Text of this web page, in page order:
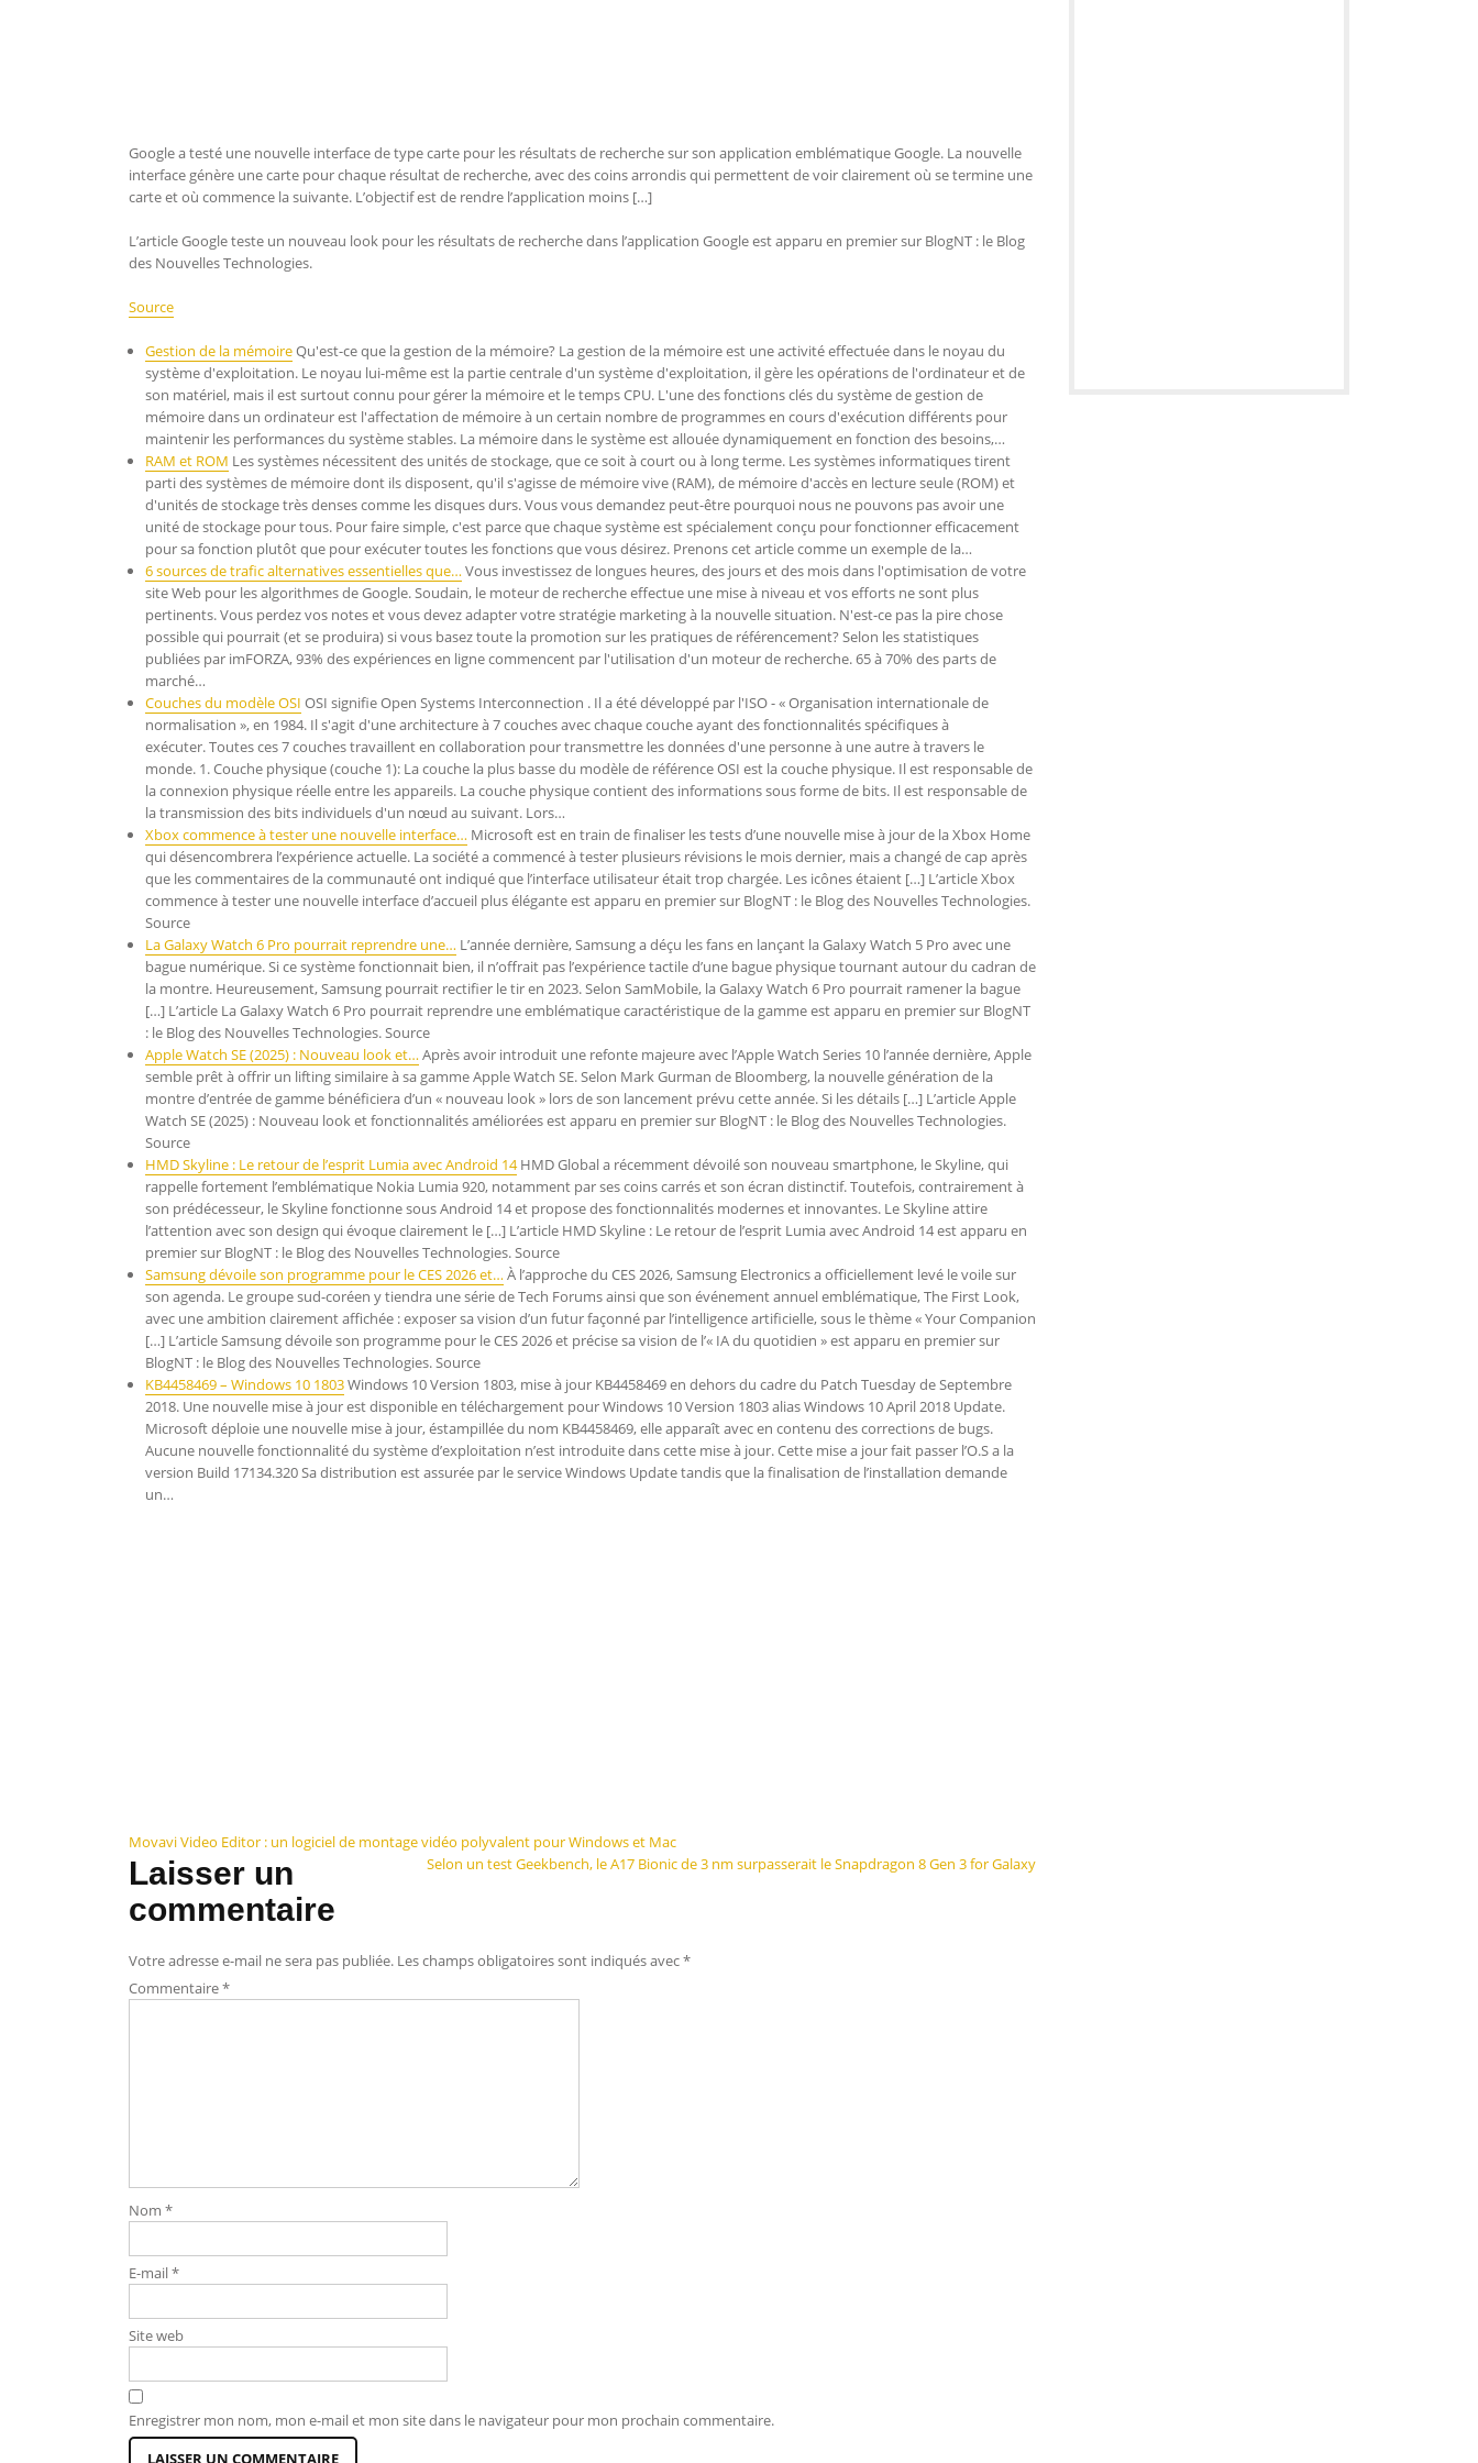
Google a testé une nouvelle interface de type carte pour les résultats de recherche sur son application emblématique Google. La nouvelle
interface génère une carte pour chaque résultat de recherche, avec des coins arrondis qui permettent de voir clairement où se termine une
carte et où commence la suivante. L’objectif est de rendre l’application moins […]
L’article Google teste un nouveau look pour les résultats de recherche dans l’application Google est apparu en premier sur BlogNT : le Blog
des Nouvelles Technologies.
Source
Gestion de la mémoireQu'est-ce que la gestion de la mémoire? La gestion de la mémoire est une activité effectuée dans le noyau du
système d'exploitation. Le noyau lui-même est la partie centrale d'un système d'exploitation, il gère les opérations de l'ordinateur et de
son matériel, mais il est surtout connu pour gérer la mémoire et le temps CPU. L'une des fonctions clés du système de gestion de
mémoire dans un ordinateur est l'affectation de mémoire à un certain nombre de programmes en cours d'exécution différents pour
maintenir les performances du système stables. La mémoire dans le système est allouée dynamiquement en fonction des besoins,…
RAM et ROM Les systèmes nécessitent des unités de stockage, que ce soit à court ou à long terme. Les systèmes informatiques tirent
parti des systèmes de mémoire dont ils disposent, qu'il s'agisse de mémoire vive (RAM), de mémoire d'accès en lecture seule (ROM) et
d'unités de stockage très denses comme les disques durs. Vous vous demandez peut-être pourquoi nous ne pouvons pas avoir une
unité de stockage pour tous. Pour faire simple, c'est parce que chaque système est spécialement conçu pour fonctionner efficacement
pour sa fonction plutôt que pour exécuter toutes les fonctions que vous désirez. Prenons cet article comme un exemple de la…
6 sources de trafic alternatives essentielles que…Vous investissez de longues heures, des jours et des mois dans l'optimisation de votre
site Web pour les algorithmes de Google. Soudain, le moteur de recherche effectue une mise à niveau et vos efforts ne sont plus
pertinents. Vous perdez vos notes et vous devez adapter votre stratégie marketing à la nouvelle situation. N'est-ce pas la pire chose
possible qui pourrait (et se produira) si vous basez toute la promotion sur les pratiques de référencement? Selon les statistiques
publiées par imFORZA, 93% des expériences en ligne commencent par l'utilisation d'un moteur de recherche. 65 à 70% des parts de
marché…
Couches du modèle OSI OSI signifie Open Systems Interconnection . Il a été développé par l'ISO - « Organisation internationale de
normalisation », en 1984. Il s'agit d'une architecture à 7 couches avec chaque couche ayant des fonctionnalités spécifiques à
exécuter. Toutes ces 7 couches travaillent en collaboration pour transmettre les données d'une personne à une autre à travers le
monde. 1. Couche physique (couche 1): La couche la plus basse du modèle de référence OSI est la couche physique. Il est responsable de
la connexion physique réelle entre les appareils. La couche physique contient des informations sous forme de bits. Il est responsable de
la transmission des bits individuels d'un nœud au suivant. Lors…
Xbox commence à tester une nouvelle interface… Microsoft est en train de finaliser les tests d’une nouvelle mise à jour de la Xbox Home
qui désencombrera l’expérience actuelle. La société a commencé à tester plusieurs révisions le mois dernier, mais a changé de cap après
que les commentaires de la communauté ont indiqué que l’interface utilisateur était trop chargée. Les icônes étaient […] L’article Xbox
commence à tester une nouvelle interface d’accueil plus élégante est apparu en premier sur BlogNT : le Blog des Nouvelles Technologies.
Source
La Galaxy Watch 6 Pro pourrait reprendre une… L’année dernière, Samsung a déçu les fans en lançant la Galaxy Watch 5 Pro avec une
bague numérique. Si ce système fonctionnait bien, il n’offrait pas l’expérience tactile d’une bague physique tournant autour du cadran de
la montre. Heureusement, Samsung pourrait rectifier le tir en 2023. Selon SamMobile, la Galaxy Watch 6 Pro pourrait ramener la bague
[…] L’article La Galaxy Watch 6 Pro pourrait reprendre une emblématique caractéristique de la gamme est apparu en premier sur BlogNT
: le Blog des Nouvelles Technologies. Source
Apple Watch SE (2025) : Nouveau look et…Après avoir introduit une refonte majeure avec l’Apple Watch Series 10 l’année dernière, Apple
semble prêt à offrir un lifting similaire à sa gamme Apple Watch SE. Selon Mark Gurman de Bloomberg, la nouvelle génération de la
montre d’entrée de gamme bénéficiera d’un « nouveau look » lors de son lancement prévu cette année. Si les détails […] L’article Apple
Watch SE (2025) : Nouveau look et fonctionnalités améliorées est apparu en premier sur BlogNT : le Blog des Nouvelles Technologies.
Source
HMD Skyline : Le retour de l’esprit Lumia avec Android 14HMD Global a récemment dévoilé son nouveau smartphone, le Skyline, qui
rappelle fortement l’emblématique Nokia Lumia 920, notamment par ses coins carrés et son écran distinctif. Toutefois, contrairement à
son prédécesseur, le Skyline fonctionne sous Android 14 et propose des fonctionnalités modernes et innovantes. Le Skyline attire
l’attention avec son design qui évoque clairement le […] L’article HMD Skyline : Le retour de l’esprit Lumia avec Android 14 est apparu en
premier sur BlogNT : le Blog des Nouvelles Technologies. Source
Samsung dévoile son programme pour le CES 2026 et…À l’approche du CES 2026, Samsung Electronics a officiellement levé le voile sur
son agenda. Le groupe sud-coréen y tiendra une série de Tech Forums ainsi que son événement annuel emblématique, The First Look,
avec une ambition clairement affichée : exposer sa vision d’un futur façonné par l’intelligence artificielle, sous le thème « Your Companion
[…] L’article Samsung dévoile son programme pour le CES 2026 et précise sa vision de l’« IA du quotidien » est apparu en premier sur
BlogNT : le Blog des Nouvelles Technologies. Source
KB4458469 – Windows 10 1803Windows 10 Version 1803, mise à jour KB4458469 en dehors du cadre du Patch Tuesday de Septembre
2018. Une nouvelle mise à jour est disponible en téléchargement pour Windows 10 Version 1803 alias Windows 10 April 2018 Update.
Microsoft déploie une nouvelle mise à jour, éstampillée du nom KB4458469, elle apparaît avec en contenu des corrections de bugs.
Aucune nouvelle fonctionnalité du système d’exploitation n’est introduite dans cette mise à jour. Cette mise a jour fait passer l’O.S a la
version Build 17134.320 Sa distribution est assurée par le service Windows Update tandis que la finalisation de l’installation demande
un…
Navigation
de
l’article
Movavi Video Editor : un logiciel de montage vidéo polyvalent pour Windows et Mac
Selon un test Geekbench, le A17 Bionic de 3 nm surpasserait le Snapdragon 8 Gen 3 for Galaxy
Laisser un
commentaire
Votre adresse e-mail ne sera pas publiée. Les champs obligatoires sont indiqués avec*
Commentaire*
Nom *
E-mail*
Site web
Enregistrer mon nom, mon e-mail et mon site dans le navigateur pour mon prochain commentaire.